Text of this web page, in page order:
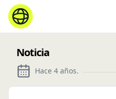
Noticia
Hace 4 años.